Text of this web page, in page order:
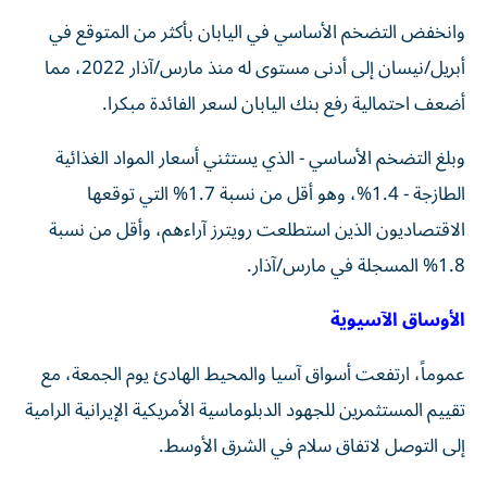
وانخفض التضخم الأساسي في اليابان بأكثر من المتوقع في
أبريل/نيسان إلى أدنى مستوى له منذ مارس/آذار 2022، مما
أضعف احتمالية رفع بنك اليابان لسعر الفائدة مبكرا.
وبلغ التضخم الأساسي - الذي يستثني أسعار المواد الغذائية
الطازجة - 1.4%، وهو أقل من نسبة 1.7% التي توقعها
الاقتصاديون الذين استطلعت رويترز آراءهم، وأقل من نسبة
1.8% المسجلة في مارس/آذار.
الأوساق الآسيوية
عموماً، ارتفعت أسواق آسيا والمحيط الهادئ يوم الجمعة، مع
تقييم المستثمرين للجهود الدبلوماسية الأمريكية الإيرانية الرامية
إلى التوصل لاتفاق سلام في الشرق الأوسط.